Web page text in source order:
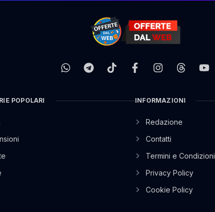
POPOLARI INFORMAZIONI
Redazione
Contatti
Termini e Condizioni
Privacy Policy
Cookie Policy